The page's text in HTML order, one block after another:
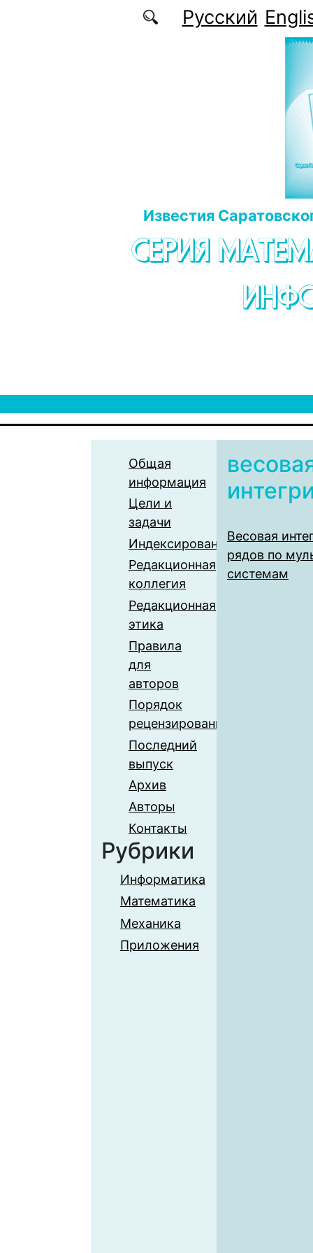
Перейти к основному содержаниюРусский
Известия
СЕРИЯ
Общая
информация
Цели и
задачи
Индексирование
Редакционная
коллегия
Редакционная
этика
Правила
для
авторов
Порядок
рецензирования
Последний
выпуск
Архив
Авторы
Контакты
Рубрики
Информатика
Математика
Механика
Приложения
Весовая
рядов по
системам